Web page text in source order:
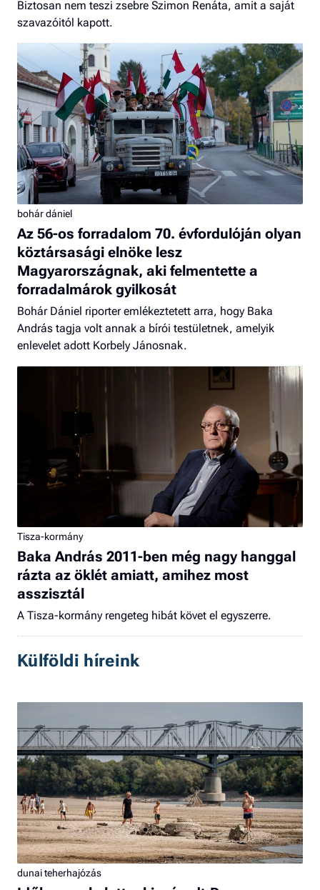
Biztosan nem teszi zsebre Szimon Renáta, amit a saját
szavazóitól kapott.
bohár dániel
Az 56-os forradalom 70. évfordulóján olyan
köztársasági elnöke lesz
Magyarországnak, aki felmentette a
forradalmárok gyilkosát
Bohár Dániel riporter emlékeztetett arra, hogy Baka
András tagja volt annak a bírói testületnek, amelyik
enlevelet adott Korbely Jánosnak.
Tisza-kormány
Baka András 2011-ben még nagy hanggal
rázta az öklét amiatt, amihez most
asszisztál
A Tisza-kormány rengeteg hibát követ el egyszerre.
Külföldi híreink
dunai teherhajózás